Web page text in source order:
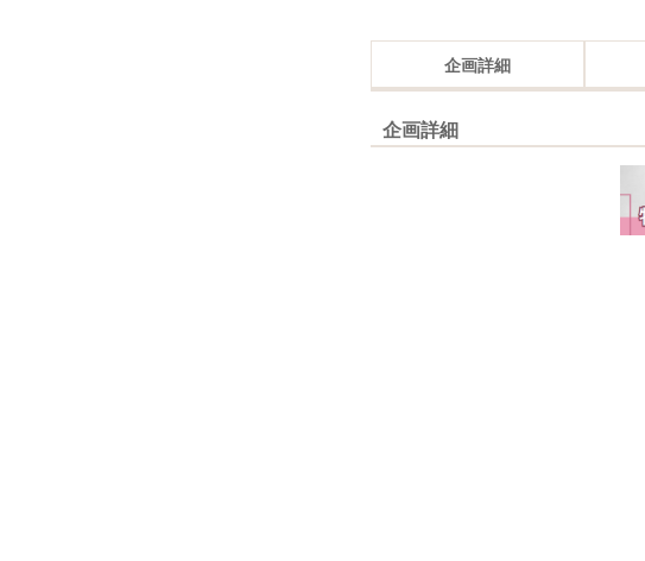
企画詳細
企画詳細